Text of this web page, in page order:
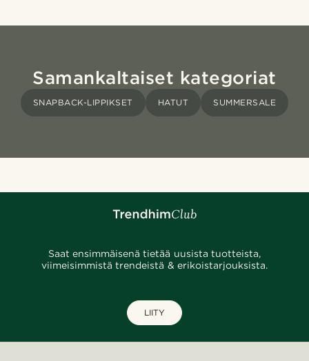
Samankaltaiset kategoriat
SNAPBACK-LIPPIKSET HATUT SUMMERSALE
Saat ensimmäisenä tietää uusista tuotteista,
viimeisimmistä trendeistä & erikoistarjouksista.
LIITY